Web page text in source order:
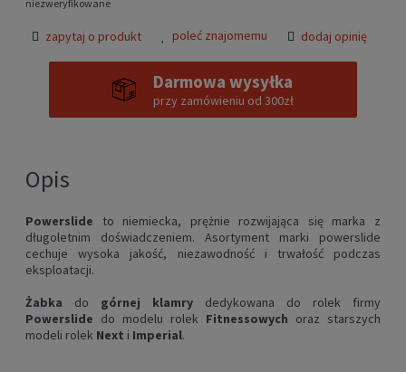
niezweryfikowane
zapytaj o produkt poleć znajomemu dodaj opinię
Darmowa wysyłka
przy zamówieniu od 300zł
Opis
Powerslide
to niemiecka, prężnie rozwijająca się marka z
długoletnim doświadczeniem. Asortyment marki powerslide
cechuje wysoka jakość, niezawodność i trwałość podczas
eksploatacji.
Żabka do górnej klamry dedykowana do rolek firmy
Powerslide do modelu rolek Fitnessowych oraz starszych
modeli rolek Next i Imperial.